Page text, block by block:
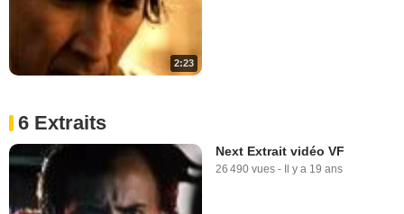
2:23
6 Extraits
Next Extrait vidéo VF
26 490 vues - Il y a 19 ans